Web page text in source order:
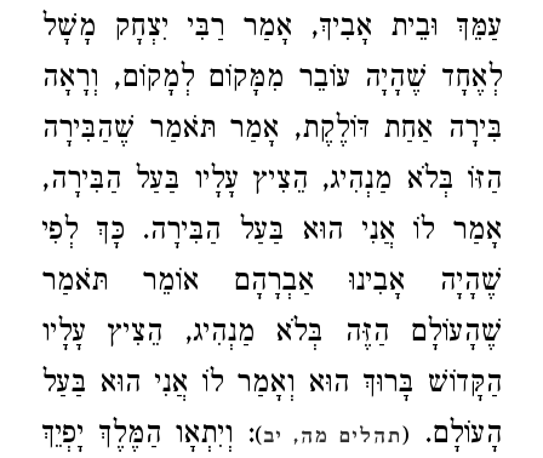
עַמֵּךְ וּבֵית אָבִיךְ, אָמַר רַבִּי יִצְחָק מָשָׁל
לְאֶחָד שֶׁהָיָה עוֹבֵר מִמָּקוֹם לְמָקוֹם, וְרָאָה
בִּירָה אַחַת דּוֹלֶקֶת, אָמַר תֹּאמַר שֶׁהַבִּירָה
הַזּוֹ בְּלֹא מַנְהִיג, הֵצִיץ עָלָיו בַּעַל הַבִּירָה,
אָמַר לוֹ אֲנִי הוּא בַּעַל הַבִּירָה. כָּךְ לְפִי
שֶׁהָיָה אָבִינוּ אַבְרָהָם אוֹמֵר תֹּאמַר
שֶׁהָעוֹלָם הַזֶּה בְּלֹא מַנְהִיג, הֵצִיץ עָלָיו
הַקָּדוֹשׁ בָּרוּךְ הוּא וְאָמַר לוֹ אֲנִי הוּא בַּעַל
הָעוֹלָם. (תהלים מה, יב): וְיִתְאָו הַמֶּלֶךְ יָפְיֵךְ